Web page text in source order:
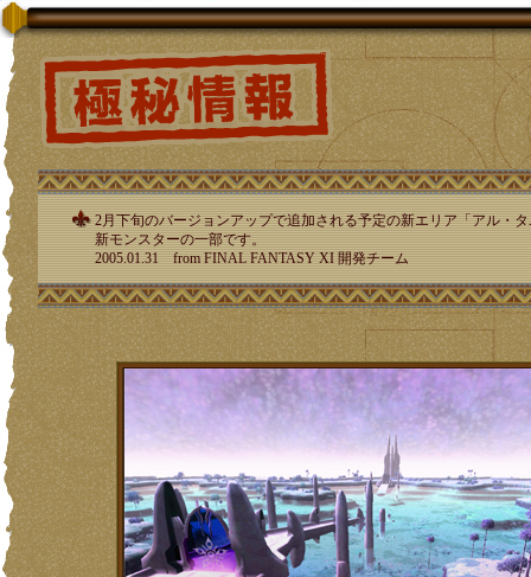
2月下旬のバージョンアップで追加される予定の新エリア「アル・
新モンスターの一部です。
2005.01.31 from FINAL FANTASY XI 開発チーム